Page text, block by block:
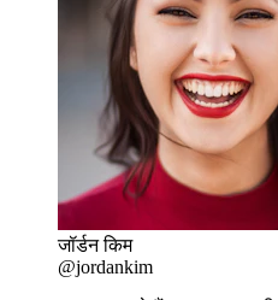
जॉर्डन किम
@jordankim